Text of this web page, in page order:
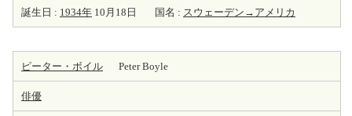
誕生日 : 1934年 10月18日 国名 : スウェーデン→アメリカ
ピーター・ボイル Peter Boyle
俳優